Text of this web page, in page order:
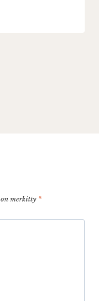
merkitty *